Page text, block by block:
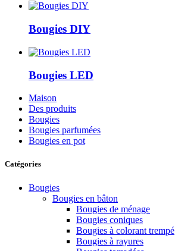
Bougies DIY
Bougies LED
Maison
Des produits
Bougies
Bougies parfumées
Bougies en pot
Catégories
Bougies
Bougies en bâton
Bougies de ménage
Bougies coniques
Bougies à colorant trempé
Bougies à rayures